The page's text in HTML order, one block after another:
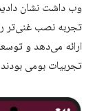
وب داشت نشان
تجربه نصب غنی‌تر
تجربیات بومی